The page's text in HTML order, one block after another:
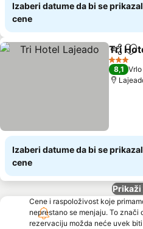
Izaberi datume da bi se
cene
Deli
Tri
3 Zvezdice
8,1
Izaberi datume da bi se
cene
Prikaži
Cene i raspoloživost koje
neprestano se menjaju. To
rezervaciju možda neće uvek